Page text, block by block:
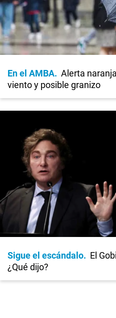
En el AMBA
Alerta
viento y posible granizo
Sigue el escándalo
El
¿Qué dijo?